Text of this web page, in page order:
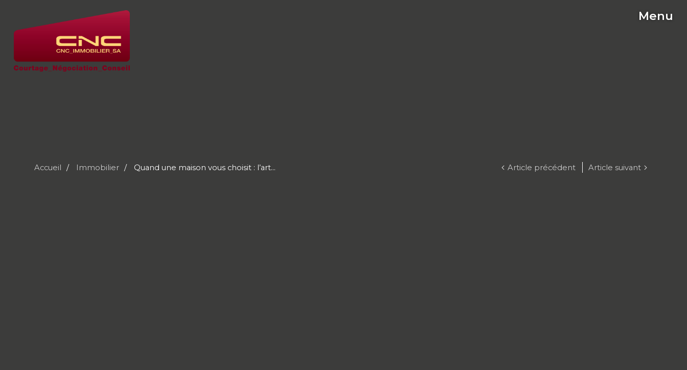
Menu
Accueil Immobilier Quand une maison vous choisit : l’art... Article précédent Article suivant